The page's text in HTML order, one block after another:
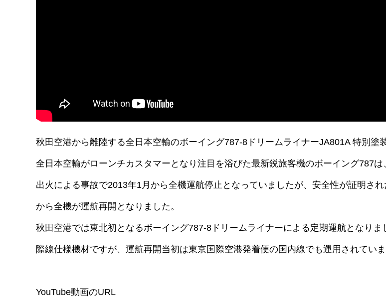
秋田空港から離陸する全日本空輸のボーイング787-8ドリームライナーJA801A 特別塗
全日本空輸がローンチカスタマーとなり注目を浴びた最新鋭旅客機のボーイング787
出火による事故で2013年1月から全機運航停止となっていましたが、安全性が証明され
から全機が運航再開となりました。
秋田空港では東北初となるボーイング787-8ドリームライナーによる定期運航となりま
際線仕様機材ですが、運航再開当初は東京国際空港発着便の国内線でも運用されていま
YouTube動画のURL